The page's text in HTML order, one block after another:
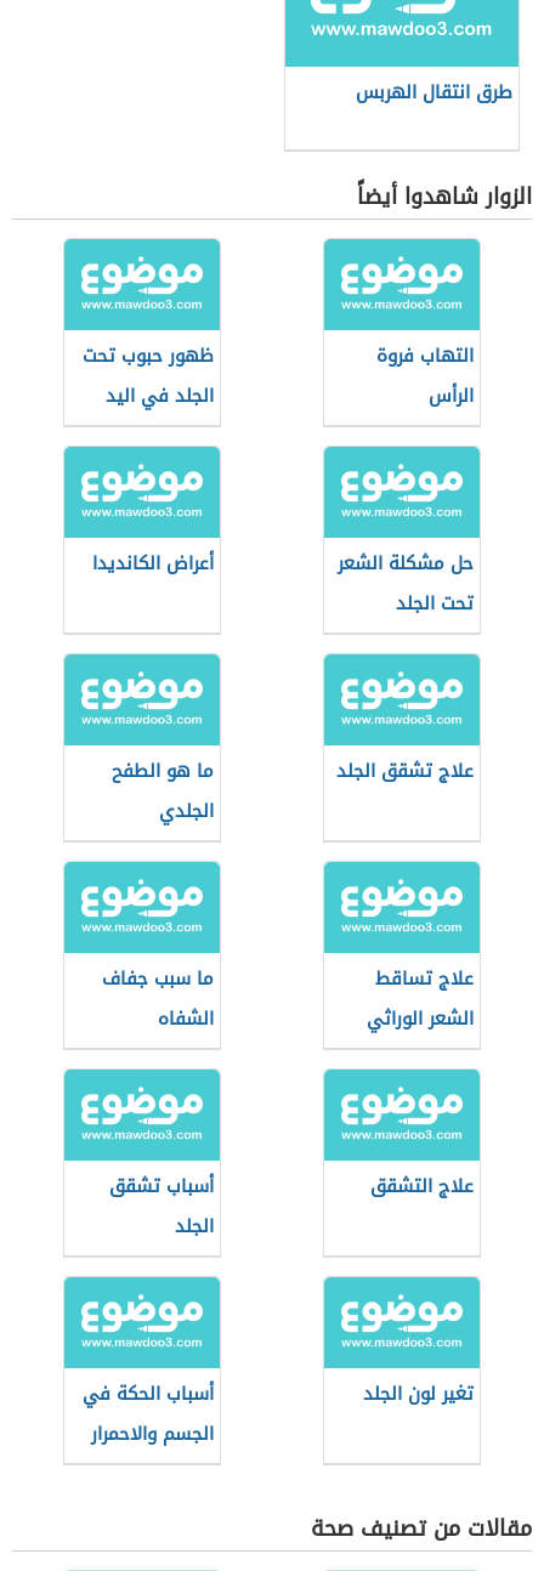
طرق انتقال الهربس
الزوار شاهدوا أيضاً
التهاب فروة
الرأس
ظهور حبوب تحت
الجلد في اليد
حل مشكلة الشعر
تحت الجلد
أعراض الكانديدا
علاج تشقق الجلد
ما هو الطفح
الجلدي
علاج تساقط
الشعر الوراثي
ما سبب جفاف
الشفاه
علاج التشقق
أسباب تشقق
الجلد
تغير لون الجلد
أسباب الحكة في
الجسم والاحمرار
مقالات من تصنيف صحة